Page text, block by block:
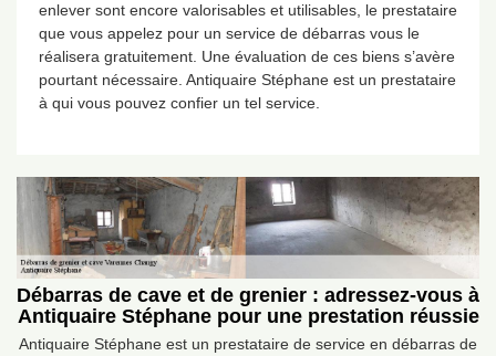
enlever sont encore valorisables et utilisables, le prestataire
que vous appelez pour un service de débarras vous le
réalisera gratuitement. Une évaluation de ces biens s’avère
pourtant nécessaire. Antiquaire Stéphane est un prestataire
à qui vous pouvez confier un tel service.
Débarras de cave et de grenier : adressez-vous à
Antiquaire Stéphane pour une prestation réussie
Antiquaire Stéphane est un prestataire de service en débarras de